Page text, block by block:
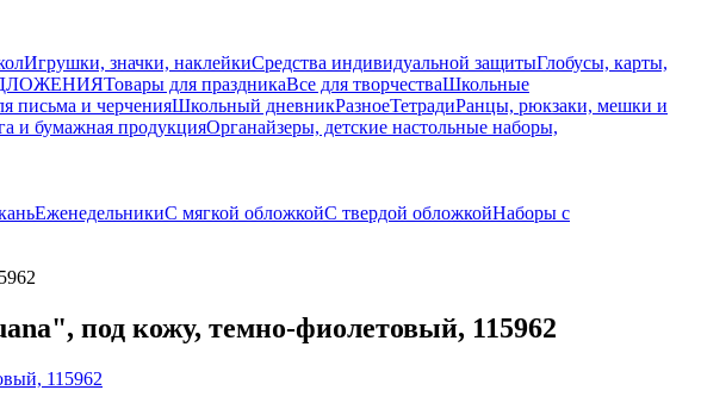
Игрушки, значки, наклейкиСредства индивидуальной защитыГлобусы, карты,
Товары для праздникаВсе для творчестваШкольные
письма и черченияШкольный дневникРазноеТетрадиРанцы, рюкзаки, мешки и
и бумажная продукцияОрганайзеры, детские настольные наборы,
ЕженедельникиС мягкой обложкойС твердой обложкойНаборы с
под кожу, темно-фиолетовый, 115962